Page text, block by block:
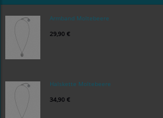
Armband Moltebeere
29,90 €
Halskette Moltebeere
34,90 €